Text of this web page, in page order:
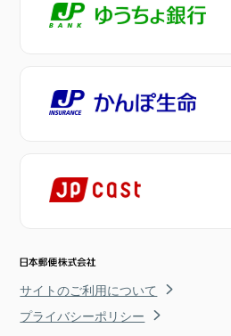
サイトのご利用について
プライバシーポリシー